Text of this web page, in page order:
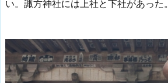
い。諏方神社には上社と下社があった。